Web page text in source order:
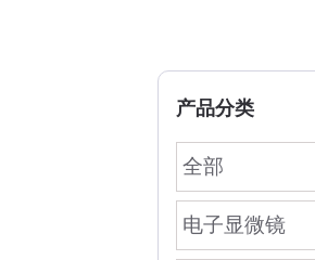
产品分类
全部
电子显微镜